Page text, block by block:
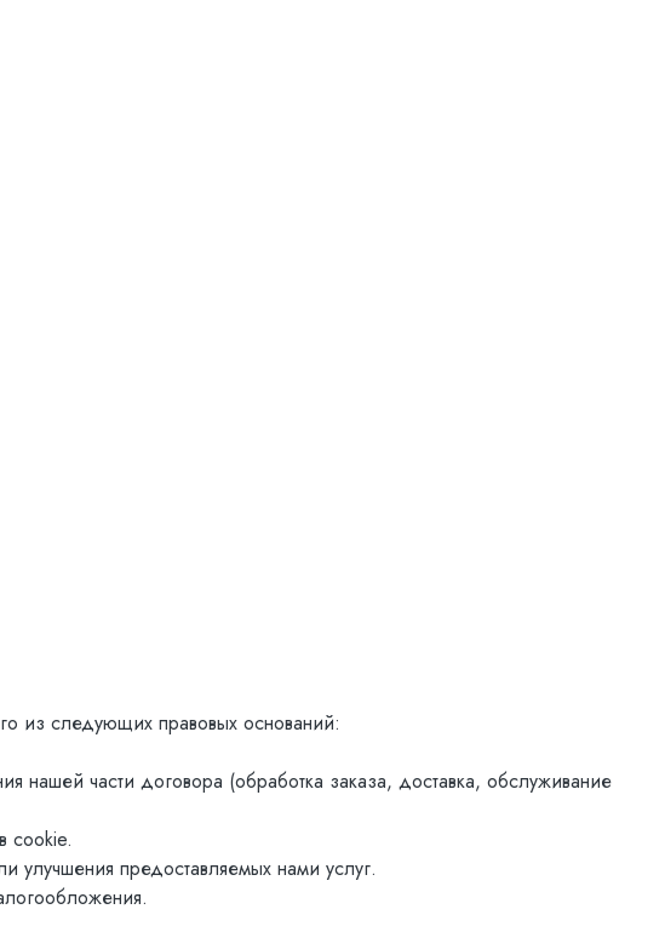
из следующих правовых оснований:
части договора (обработка заказа, доставка, обслуживание
cookie.
улучшения предоставляемых нами услуг.